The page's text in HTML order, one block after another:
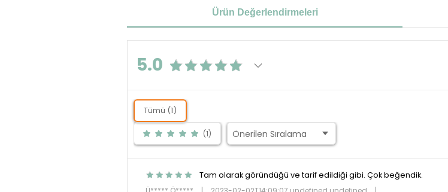
Ürün Değerlendirmeleri
5.0
Tümü (1)
(1)
Tam olarak göründüğü ve tarif edildiği gibi. Çok beğendik.